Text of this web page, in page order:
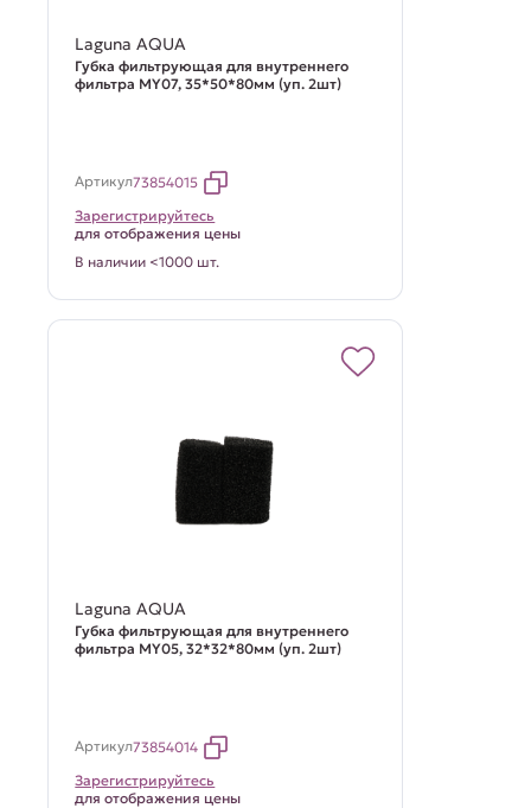
Laguna AQUA
Губка фильтрующая для внутреннего
фильтра MY07, 35*50*80мм (уп. 2шт)
Артикул73854015
Зарегистрируйтесь
для отображения цены
В наличии <1000 шт.
Laguna AQUA
Губка фильтрующая для внутреннего
фильтра MY05, 32*32*80мм (уп. 2шт)
Артикул73854014
Зарегистрируйтесь
для отображения цены